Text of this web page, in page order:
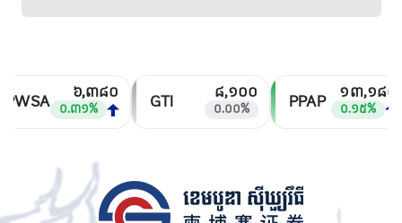
PWSA ៦,៣៨០
០.៣១% GTI ៨,១០០
០.០០% PPAP ១៣,១៨០
០.១៥%